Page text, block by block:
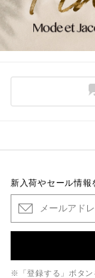
新入荷やセール情報
※「登録する」ボタン